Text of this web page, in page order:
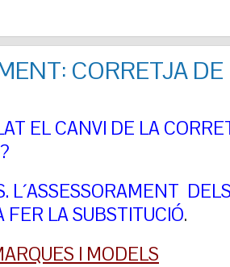
CORRETJA
EL CANVI DE LA
L´ASSESSORAMENT
FER LA SUBSTITUCIÓ.
I MODELS